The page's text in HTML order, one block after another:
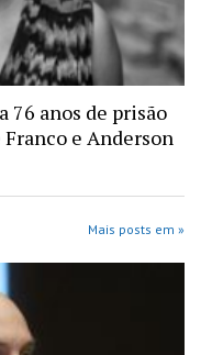
76 anos de prisão
e Anderson
Mais posts em »